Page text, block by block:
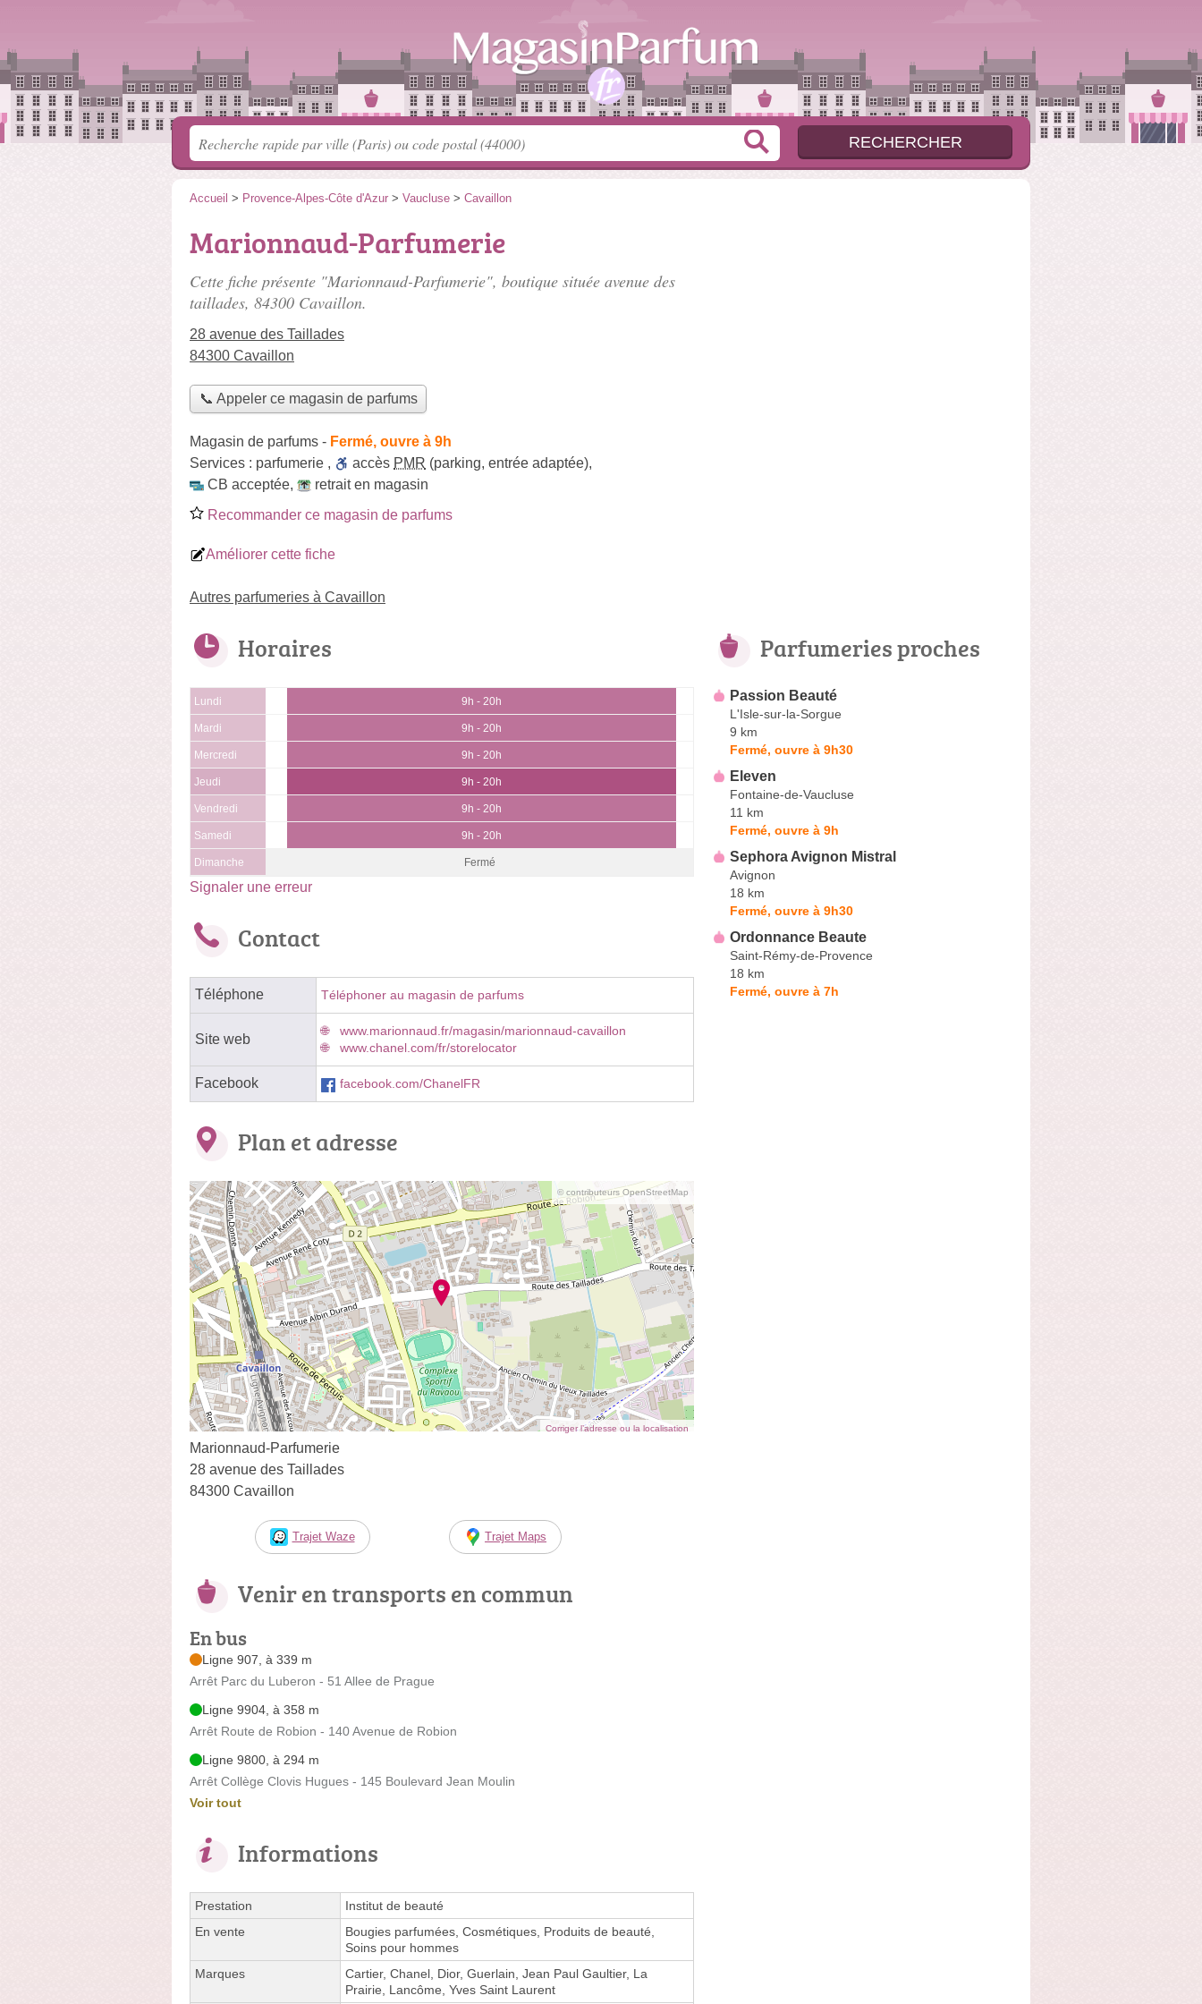
Accueil > Provence-Alpes-Côte d'Azur > Vaucluse > Cavaillon
Marionnaud-Parfumerie
Cette fiche présente "Marionnaud-Parfumerie", boutique située avenue des
taillades, 84300 Cavaillon.
28 avenue des Taillades
84300 Cavaillon
📞 Appeler ce magasin de parfums
Magasin de parfums - Fermé, ouvre à 9h
Services : parfumerie , accès PMR (parking, entrée adaptée),
CB acceptée,
retrait en magasin
Recommander ce magasin de parfums
Améliorer cette fiche
Autres parfumeries à Cavaillon
Horaires
Lundi 9h - 20h
Mardi 9h - 20h
Mercredi 9h - 20h
Jeudi 9h - 20h
Vendredi 9h - 20h
Samedi 9h - 20h
Dimanche Fermé
Signaler une erreur
Contact
Téléphone Téléphoner au magasin de parfums
Site web
www.marionnaud.fr/magasin/marionnaud-cavaillon
www.chanel.com/fr/storelocator
Facebook facebook.com/ChanelFR
Plan et adresse
© contributeurs OpenStreetMap
Corriger l’adresse ou la localisation
Marionnaud-Parfumerie
28 avenue des Taillades
84300 Cavaillon
Trajet Waze Trajet Maps
Venir en transports en commun
En bus
Ligne 907, à 339 m
Arrêt Parc du Luberon - 51 Allee de Prague
Ligne 9904, à 358 m
Arrêt Route de Robion - 140 Avenue de Robion
Ligne 9800, à 294 m
Arrêt Collège Clovis Hugues - 145 Boulevard Jean Moulin
Voir tout
Informations
Prestation
Institut de beauté
En vente
Bougies parfumées, Cosmétiques, Produits de beauté,
Soins pour hommes
Marques
Cartier, Chanel, Dior, Guerlain, Jean Paul Gaultier, La
Prairie, Lancôme, Yves Saint Laurent
Parfumeries proches
Passion Beauté
L'Isle-sur-la-Sorgue
9 km
Fermé, ouvre à 9h30
Eleven
Fontaine-de-Vaucluse
11 km
Fermé, ouvre à 9h
Sephora Avignon Mistral
Avignon
18 km
Fermé, ouvre à 9h30
Ordonnance Beaute
Saint-Rémy-de-Provence
18 km
Fermé, ouvre à 7h